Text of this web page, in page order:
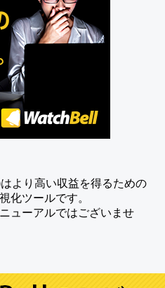
より高い収益を得るための
化ツールです。
ューアルではございませ